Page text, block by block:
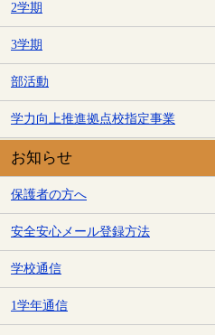
2学期
3学期
部活動
学力向上推進拠点校指定事業
お知らせ
保護者の方へ
安全安心メール登録方法
学校通信
1学年通信